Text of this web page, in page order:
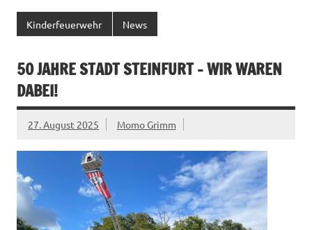
Kinderfeuerwehr News
50 JAHRE STADT STEINFURT – WIR WAREN
DABEI!
27. August 2025 Momo Grimm